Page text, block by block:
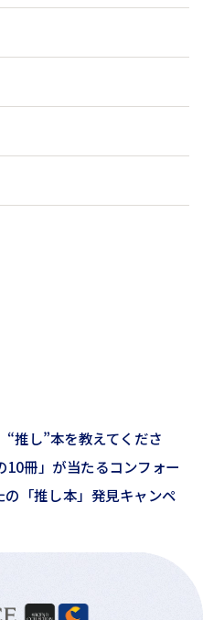
“推し”本を教えてくださ
10冊」が当たるコンフォー
「推し本」発見キャンペ